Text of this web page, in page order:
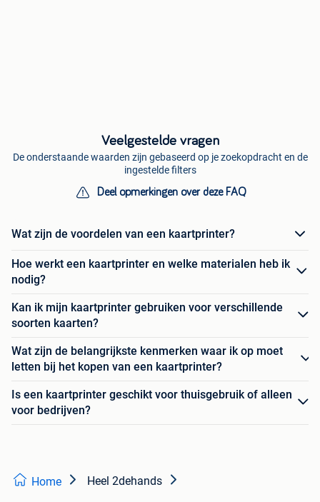
Veelgestelde vragen
De onderstaande waarden zijn gebaseerd op je zoekopdracht en de
ingestelde filters
Deel opmerkingen over deze FAQ
Wat zijn de voordelen van een kaartprinter?
Hoe werkt een kaartprinter en welke materialen heb ik
nodig?
Kan ik mijn kaartprinter gebruiken voor verschillende
soorten kaarten?
Wat zijn de belangrijkste kenmerken waar ik op moet
letten bij het kopen van een kaartprinter?
Is een kaartprinter geschikt voor thuisgebruik of alleen
voor bedrijven?
Home Heel 2dehands